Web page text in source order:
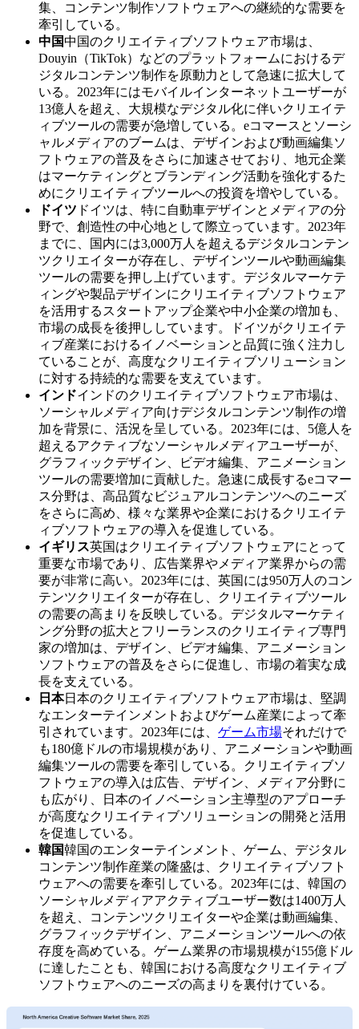
集、コンテンツ制作ソフトウェアへの継続的な需要を
牽引している。
中国中国のクリエイティブソフトウェア市場は、
Douyin（TikTok）などのプラットフォームにおけるデ
ジタルコンテンツ制作を原動力として急速に拡大して
いる。2023年にはモバイルインターネットユーザーが
13億人を超え、大規模なデジタル化に伴いクリエイテ
ィブツールの需要が急増している。eコマースとソーシ
ャルメディアのブームは、デザインおよび動画編集ソ
フトウェアの普及をさらに加速させており、地元企業
はマーケティングとブランディング活動を強化するた
めにクリエイティブツールへの投資を増やしている。
ドイツ ドイツは、特に自動車デザインとメディアの分
野で、創造性の中心地として際立っています。2023年
までに、国内には3,000万人を超えるデジタルコンテン
ツクリエイターが存在し、デザインツールや動画編集
ツールの需要を押し上げています。デジタルマーケテ
ィングや製品デザインにクリエイティブソフトウェア
を活用するスタートアップ企業や中小企業の増加も、
市場の成長を後押ししています。ドイツがクリエイテ
ィブ産業におけるイノベーションと品質に強く注力し
ていることが、高度なクリエイティブソリューション
に対する持続的な需要を支えています。
インドインドのクリエイティブソフトウェア市場は、
ソーシャルメディア向けデジタルコンテンツ制作の増
加を背景に、活況を呈している。2023年には、5億人を
超えるアクティブなソーシャルメディアユーザーが、
グラフィックデザイン、ビデオ編集、アニメーション
ツールの需要増加に貢献した。急速に成長するeコマー
ス分野は、高品質なビジュアルコンテンツへのニーズ
をさらに高め、様々な業界や企業におけるクリエイテ
ィブソフトウェアの導入を促進している。
イギリス英国はクリエイティブソフトウェアにとって
重要な市場であり、広告業界やメディア業界からの需
要が非常に高い。2023年には、英国には950万人のコン
テンツクリエイターが存在し、クリエイティブツール
の需要の高まりを反映している。デジタルマーケティ
ング分野の拡大とフリーランスのクリエイティブ専門
家の増加は、デザイン、ビデオ編集、アニメーション
ソフトウェアの普及をさらに促進し、市場の着実な成
長を支えている。
日本日本のクリエイティブソフトウェア市場は、堅調
なエンターテインメントおよびゲーム産業によって牽
引されています。2023年には、 ゲーム市場それだけで
も180億ドルの市場規模があり、アニメーションや動画
編集ツールの需要を牽引している。クリエイティブソ
フトウェアの導入は広告、デザイン、メディア分野に
も広がり、日本のイノベーション主導型のアプローチ
が高度なクリエイティブソリューションの開発と活用
を促進している。
韓国韓国のエンターテインメント、ゲーム、デジタル
コンテンツ制作産業の隆盛は、クリエイティブソフト
ウェアへの需要を牽引している。2023年には、韓国の
ソーシャルメディアアクティブユーザー数は1400万人
を超え、コンテンツクリエイターや企業は動画編集、
グラフィックデザイン、アニメーションツールへの依
存度を高めている。ゲーム業界の市場規模が155億ドル
に達したことも、韓国における高度なクリエイティブ
ソフトウェアへのニーズの高まりを裏付けている。